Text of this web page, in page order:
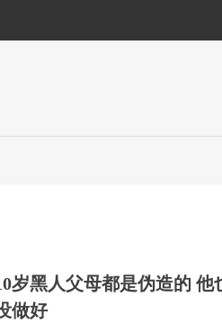
岁黑人父母都是伪造的 他
做好